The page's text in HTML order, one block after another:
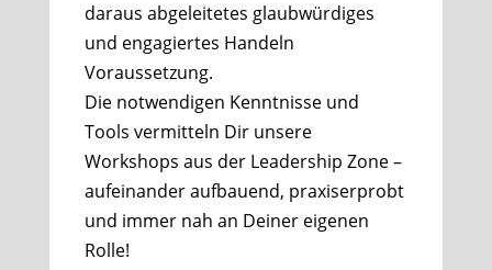
daraus abgeleitetes glaubwürdiges
und engagiertes Handeln
Voraussetzung.
Die notwendigen Kenntnisse und
Tools vermitteln Dir unsere
Workshops aus der Leadership Zone –
aufeinander aufbauend, praxiserprobt
und immer nah an Deiner eigenen
Rolle!